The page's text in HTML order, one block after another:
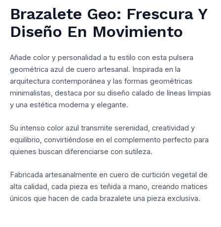
Brazalete Geo: Frescura Y
Diseño En Movimiento
Añade color y personalidad a tu estilo con esta pulsera
geométrica azul de cuero artesanal. Inspirada en la
arquitectura contemporánea y las formas geométricas
minimalistas, destaca por su diseño calado de líneas limpias
y una estética moderna y elegante.
Su intenso color azul transmite serenidad, creatividad y
equilibrio, convirtiéndose en el complemento perfecto para
quienes buscan diferenciarse con sutileza.
Fabricada artesanalmente en cuero de curtición vegetal de
alta calidad, cada pieza es teñida a mano, creando matices
únicos que hacen de cada brazalete una pieza exclusiva.